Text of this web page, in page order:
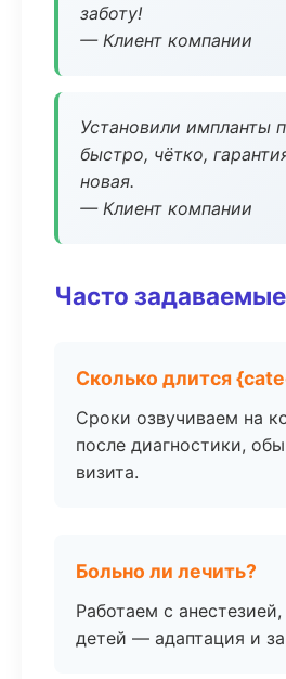
заботу!
— Клиент компании
Установили импланты
быстро, чётко,
новая.
— Клиент компании
Часто
Сколько длится
Сроки озвучиваем на
после диагностики,
визита.
Больно ли лечить?
Работаем с
детей — адаптация и